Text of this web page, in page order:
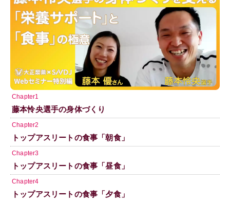
Chapter1
藤本怜央選手の身体づくり
Chapter2
トップアスリートの食事「朝食」
Chapter3
トップアスリートの食事「昼食」
Chapter4
トップアスリートの食事「夕食」